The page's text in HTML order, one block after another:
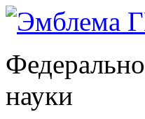
науки